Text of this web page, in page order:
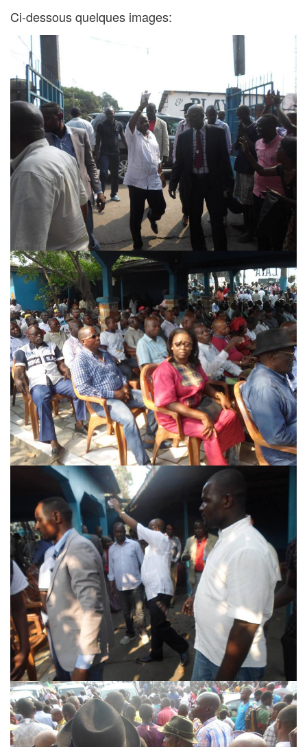
Ci-dessous quelques images: